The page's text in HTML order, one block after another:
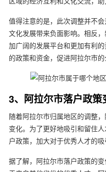
值得注意的是，此次调整并不
文化发展带来负面影响。相反
加广阔的发展平台和更加有利
的政策和资金，促进阿拉尔市的
3、阿拉尔市落户政策
随着阿拉尔市归属地区的调整
变化。为了更好地吸引和留住
户政策，加大对于优秀人才的吸
据了解，阿拉尔市落户政策的